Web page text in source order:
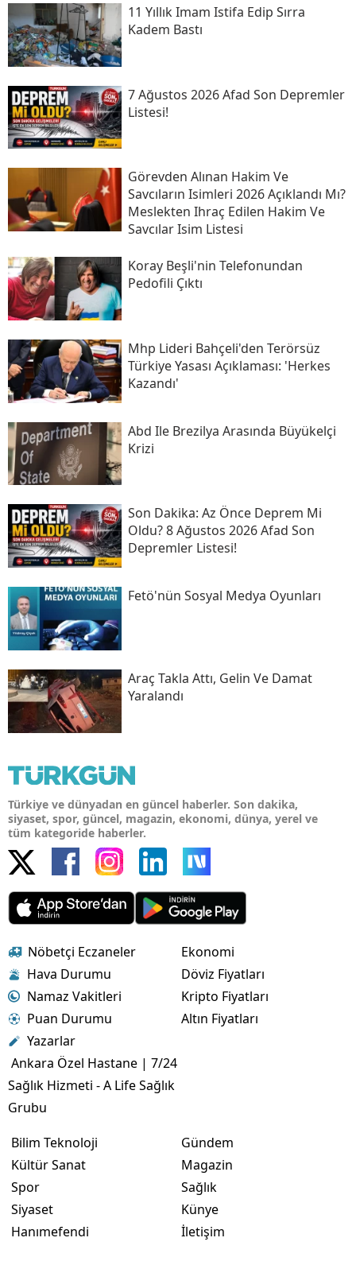
11 Yıllık Imam Istifa Edip Sırra
Kadem Bastı
7 Ağustos 2026 Afad Son Depremler
Listesi!
Görevden Alınan Hakim Ve
Savcıların Isimleri 2026 Açıklandı Mı?
Meslekten Ihraç Edilen Hakim Ve
Savcılar Isim Listesi
Koray Beşli'nin Telefonundan
Pedofili Çıktı
Mhp Lideri Bahçeli'den Terörsüz
Türkiye Yasası Açıklaması: 'herkes
Kazandı'
Abd Ile Brezilya Arasında Büyükelçi
Krizi
Son Daki̇ka: Az Önce Deprem Mi
Oldu? 8 Ağustos 2026 Afad Son
Depremler Listesi!
Fetö'nün Sosyal Medya Oyunları
Araç Takla Attı, Gelin Ve Damat
Yaralandı
Türkiye ve dünyadan en güncel haberler. Son dakika,
siyaset, spor, güncel, magazin, ekonomi, dünya, yerel ve
tüm kategoride haberler.
Nöbetçi Eczaneler
Hava Durumu
Namaz Vakitleri
Puan Durumu
Yazarlar
Ankara Özel Hastane | 7/24
Sağlık Hizmeti - A Life Sağlık
Grubu
Ekonomi
Döviz Fiyatları
Kripto Fiyatları
Altın Fiyatları
Bilim Teknoloji
Kültür Sanat
Spor
Siyaset
Hanımefendi
Gündem
Magazin
Sağlık
Künye
İletişim